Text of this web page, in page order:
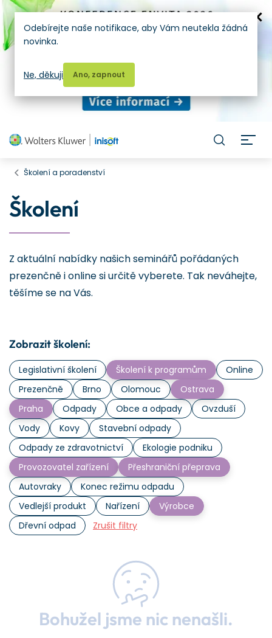
Školení a poradenství
Školení
Z aktuální nabídky našich seminářů pořádaných
prezenčně i online si určitě vyberete. Tak neváhejte,
těšíme se na Vás.
Zobrazit školení:
Legislativní školení Školení k programům
Online
Prezenčně
Brno Olomouc
Ostrava
Praha
Odpady Obce a odpady
Ovzduší
Vody
Kovy
Stavební odpady
Odpady ze zdravotnictví
Ekologie podniku
Provozovatel zařízení
Přeshraniční přeprava
Autovraky
Konec režimu odpadu
Vedlejší produkt
Nařízení
Výrobce
Dřevní odpad
Zrušit filtry
Bohužel jsme nic nenašli.
Odebírejte naše notifikace, aby Vám neutekla žádná
novinka.
Ano, zapnout
Ne, děkuji